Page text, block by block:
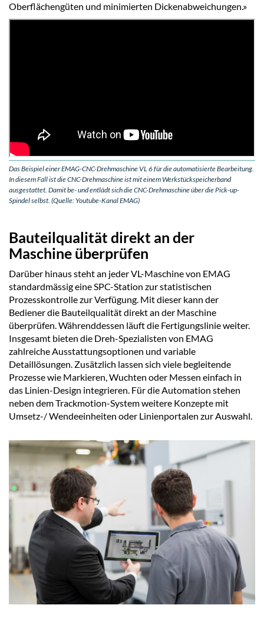
Oberflächengüten und minimierten Dickenabweichungen.»
Das Beispiel einer EMAG-CNC-Drehmaschine VL 6 für die automatisierte Bearbeitung.
In diesem Fall ist die CNC-Drehmaschine ist mit einem Werkstückspeicherband
ausgestattet. Damit be- und entlädt sich die CNC-Drehmaschine über die Pick-up-
Spindel selbst. (Quelle: Youtube-Kanal EMAG)
Bauteilqualität direkt an der
Maschine überprüfen
Darüber hinaus steht an jeder VL-Maschine von EMAG
standardmässig eine SPC-Station zur statistischen
Prozesskontrolle zur Verfügung. Mit dieser kann der
Bediener die Bauteilqualität direkt an der Maschine
überprüfen. Währenddessen läuft die Fertigungslinie weiter.
Insgesamt bieten die Dreh-Spezialisten von EMAG
zahlreiche Ausstattungsoptionen und variable
Detaillösungen. Zusätzlich lassen sich viele begleitende
Prozesse wie Markieren, Wuchten oder Messen einfach in
das Linien-Design integrieren. Für die Automation stehen
neben dem Trackmotion-System weitere Konzepte mit
Umsetz-/ Wendeeinheiten oder Linienportalen zur Auswahl.